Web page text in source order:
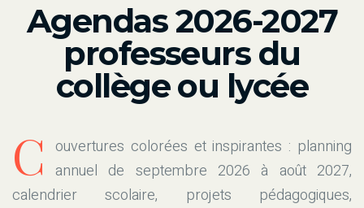
Agendas 2026-2027
professeurs du
collège ou lycée
C
ouvertures colorées et inspirantes : planning
annuel de septembre 2026 à août 2027,
calendrier scolaire, projets pédagogiques,